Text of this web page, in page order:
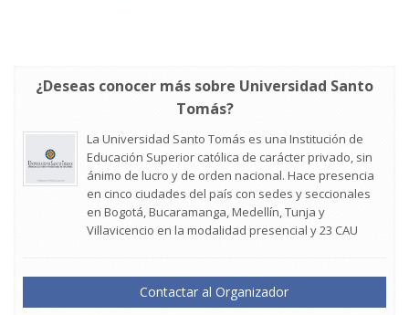
¿Deseas conocer más sobre Universidad Santo
Tomás?
La Universidad Santo Tomás es una Institución de
Educación Superior católica de carácter privado, sin
ánimo de lucro y de orden nacional. Hace presencia
en cinco ciudades del país con sedes y seccionales
en Bogotá, Bucaramanga, Medellín, Tunja y
Villavicencio en la modalidad presencial y 23 CAU
Contactar al Organizador